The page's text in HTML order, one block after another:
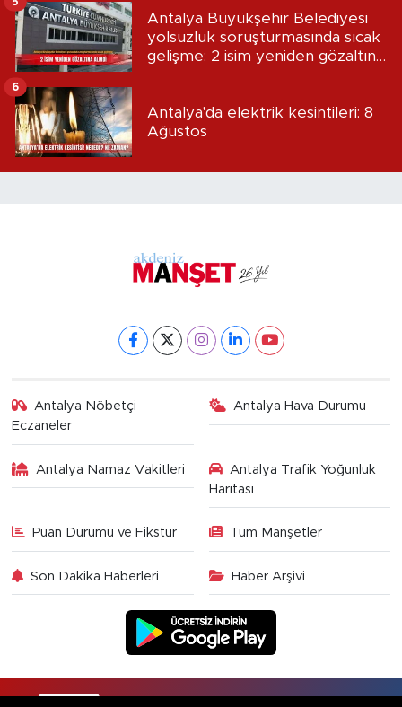
Antalya Büyükşehir Belediyesi
yolsuzluk soruşturmasında sıcak
gelişme: 2 isim yeniden gözaltına
Antalya'da elektrik kesintileri: 8
Ağustos
6
Antalya Nöbetçi
Eczaneler
Antalya Hava Durumu
Antalya Namaz Vakitleri
Antalya Trafik Yoğunluk
Haritası
Puan Durumu ve Fikstür Tüm Manşetler
Son Dakika Haberleri Haber Arşivi